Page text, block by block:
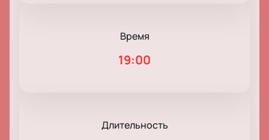
Время
19:00
Длительность